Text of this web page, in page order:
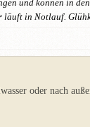
und können in
in Notlauf.
oder nach